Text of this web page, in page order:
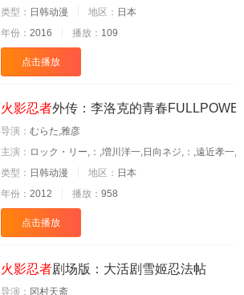
类型： 日韩动漫 地区： 日本
年份： 2016 播放： 109
点击播放
火影忍者外传：李洛克的青春
导演： むらた,雅彦
主演： ロック・リー,：,増川洋一,日向ネジ,：,遠近孝一,
类型： 日韩动漫 地区： 日本
年份： 2012 播放： 958
点击播放
火影忍者剧场版：大活剧雪姬忍法帖
导演： 冈村天斋